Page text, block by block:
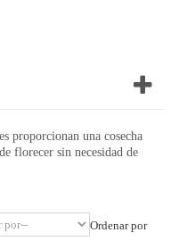
proporcionan una cosecha
florecer sin necesidad de
Ordenar por